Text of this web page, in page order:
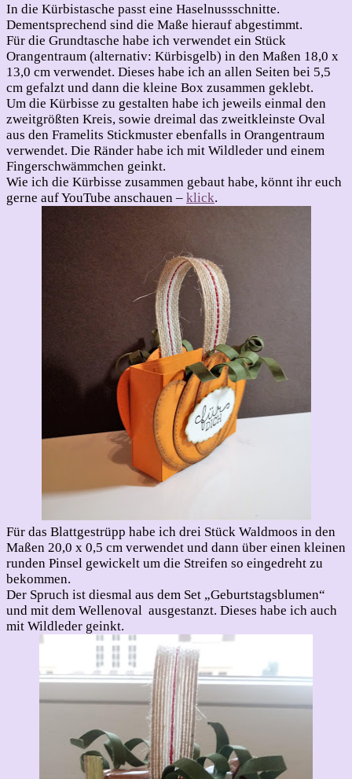
In die Kürbistasche passt eine Haselnussschnitte.
Dementsprechend sind die Maße hierauf abgestimmt.
Für die Grundtasche habe ich verwendet ein Stück
Orangentraum (alternativ: Kürbisgelb) in den Maßen 18,0 x
13,0 cm verwendet. Dieses habe ich an allen Seiten bei 5,5
cm gefalzt und dann die kleine Box zusammen geklebt.
Um die Kürbisse zu gestalten habe ich jeweils einmal den
zweitgrößten Kreis, sowie dreimal das zweitkleinste Oval
aus den Framelits Stickmuster ebenfalls in Orangentraum
verwendet. Die Ränder habe ich mit Wildleder und einem
Fingerschwämmchen geinkt.
Wie ich die Kürbisse zusammen gebaut habe, könnt ihr euch
gerne auf YouTube anschauen – klick.
Für das Blattgestrüpp habe ich drei Stück Waldmoos in den
Maßen 20,0 x 0,5 cm verwendet und dann über einen kleinen
runden Pinsel gewickelt um die Streifen so eingedreht zu
bekommen.
Der Spruch ist diesmal aus dem Set „Geburtstagsblumen“
und mit dem Wellenoval ausgestanzt. Dieses habe ich auch
mit Wildleder geinkt.